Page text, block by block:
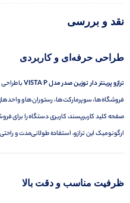
نقد و بررسی
طراحی حرفه‌ای و کاربردی
ترازو پرینتر دار توزین صدر مدل VISTA P
با
فروشگاه‌ها، سوپرمارکت‌ها، رستوران‌ها و
صفحه کلید کاربرپسند، کاربری دستگاه را برای
ارگونومیک این ترازو، استفاده طولانی‌مدت و
ظرفیت مناسب و دقت بالا